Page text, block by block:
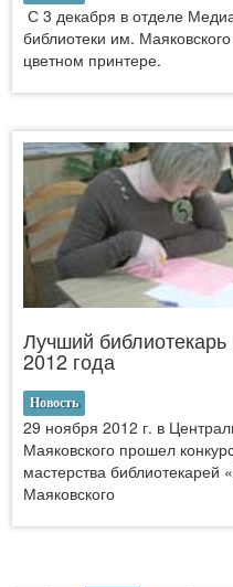
С 3 декабря в отделе
библиотеки им.
цветном принтере.
Лучший
2012 года
Новость
29 ноября 2012 г. в
Маяковского прошел
мастерства
Маяковского